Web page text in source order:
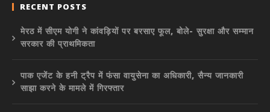
RECENT POSTS
मेरठ में सीएम योगी ने कांवड़ियों पर बरसाए फूल, बोले- सुरक्षा और सम्मान
सरकार की प्राथमिकता
पाक एजेंट के हनी ट्रैप में फंसा वायुसेना का अधिकारी, सैन्य जानकारी
साझा करने के मामले में गिरफ्तार